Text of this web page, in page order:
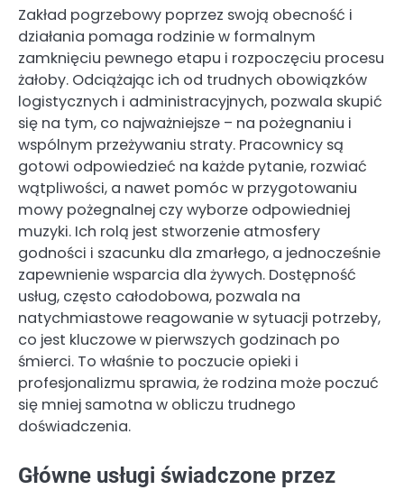
Zakład pogrzebowy poprzez swoją obecność i
działania pomaga rodzinie w formalnym
zamknięciu pewnego etapu i rozpoczęciu procesu
żałoby. Odciążając ich od trudnych obowiązków
logistycznych i administracyjnych, pozwala skupić
się na tym, co najważniejsze – na pożegnaniu i
wspólnym przeżywaniu straty. Pracownicy są
gotowi odpowiedzieć na każde pytanie, rozwiać
wątpliwości, a nawet pomóc w przygotowaniu
mowy pożegnalnej czy wyborze odpowiedniej
muzyki. Ich rolą jest stworzenie atmosfery
godności i szacunku dla zmarłego, a jednocześnie
zapewnienie wsparcia dla żywych. Dostępność
usług, często całodobowa, pozwala na
natychmiastowe reagowanie w sytuacji potrzeby,
co jest kluczowe w pierwszych godzinach po
śmierci. To właśnie to poczucie opieki i
profesjonalizmu sprawia, że rodzina może poczuć
się mniej samotna w obliczu trudnego
doświadczenia.
Główne usługi świadczone przez